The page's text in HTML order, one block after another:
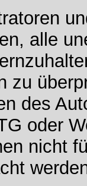
alle
zu
des
oder
nicht